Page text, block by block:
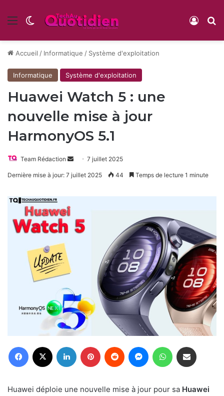
Menu Switch skin
Accueil / Informatique / Système d'exploitation
Informatique Système d'exploitation
Huawei Watch 5 : une
nouvelle mise à jour
HarmonyOS 5.1
Team Rédaction
Envoyer7 juillet 2025
Dernière mise à jour: 7 juillet 2025 44 Temps de lecture 1 minute
Facebook Linkedin Pinterest Reddit MessengerWhatsApp
Huawei déploie une nouvelle mise à jour pour sa Huawei